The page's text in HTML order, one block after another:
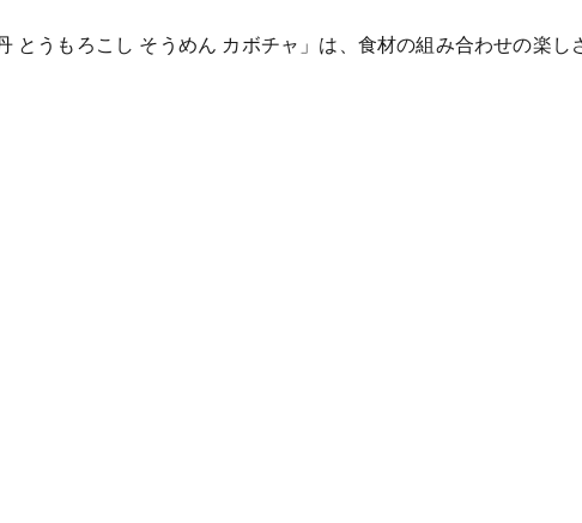
とうもろこし そうめん カボチャ」は、食材の組み合わせの楽し